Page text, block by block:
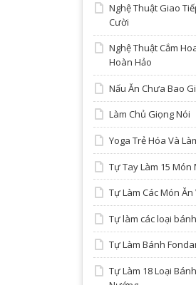
Nghệ Thuật Giao
Cười
Nghệ Thuật Cắm
Hoàn Hảo
Nấu Ăn Chưa Bao
Làm Chủ Giọng Nói
Yoga Trẻ Hóa Và
Tự Tay Làm 15 Món
Tự Làm Các Món
Tự làm các loại
Tự Làm Bánh
Tự Làm 18 Loại